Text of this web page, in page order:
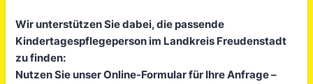
Wir unterstützen Sie dabei, die passende
Kindertagespflegeperson im Landkreis Freudenstadt
zu finden:
Nutzen Sie unser Online-Formular für Ihre Anfrage –